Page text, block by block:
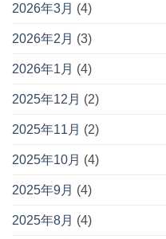
2026年3月 (4)
2026年2月 (3)
2026年1月 (4)
2025年12月 (2)
2025年11月 (2)
2025年10月 (4)
2025年9月 (4)
2025年8月 (4)